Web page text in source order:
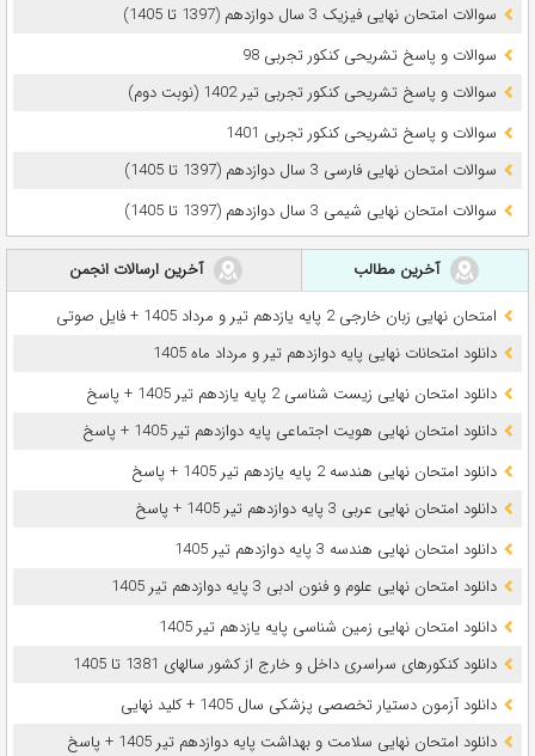
سوالات امتحان نهایی فیزیک 3 سال دوازدهم (1397 تا 1405)
سوالات و پاسخ تشریحی کنکور تجربی 98
سوالات و پاسخ تشریحی کنکور تجربی تیر 1402 (نوبت دوم)
سوالات و پاسخ تشریحی کنکور تجربی 1401
سوالات امتحان نهایی فارسی 3 سال دوازدهم (1397 تا 1405)
سوالات امتحان نهایی شیمی 3 سال دوازدهم (1397 تا 1405)
آخرین مطالب
آخرین ارسالات انجمن
امتحان نهایی زبان خارجی 2 پایه یازدهم تیر و مرداد 1405 + فایل صوتی
دانلود امتحانات نهایی پایه دوازدهم تیر و مرداد ماه 1405
دانلود امتحان نهایی زیست شناسی 2 پایه یازدهم تیر 1405 + پاسخ
دانلود امتحان نهایی هویت اجتماعی پایه دوازدهم تیر 1405 + پاسخ
دانلود امتحان نهایی هندسه 2 پایه یازدهم تیر 1405 + پاسخ
دانلود امتحان نهایی عربی 3 پایه دوازدهم تیر 1405 + پاسخ
دانلود امتحان نهایی هندسه 3 پایه دوازدهم تیر 1405
دانلود امتحان نهایی علوم و فنون ادبی 3 پایه دوازدهم تیر 1405
دانلود امتحان نهایی زمین شناسی پایه یازدهم تیر 1405
دانلود کنکورهای سراسری داخل و خارج از کشور سالهای 1381 تا 1405
دانلود آزمون دستیار تخصصی پزشکی سال 1405 + کلید نهایی
دانلود امتحان نهایی سلامت و بهداشت پایه دوازدهم تیر 1405 + پاسخ